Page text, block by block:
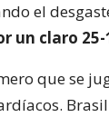
el
un claro 25-
que se